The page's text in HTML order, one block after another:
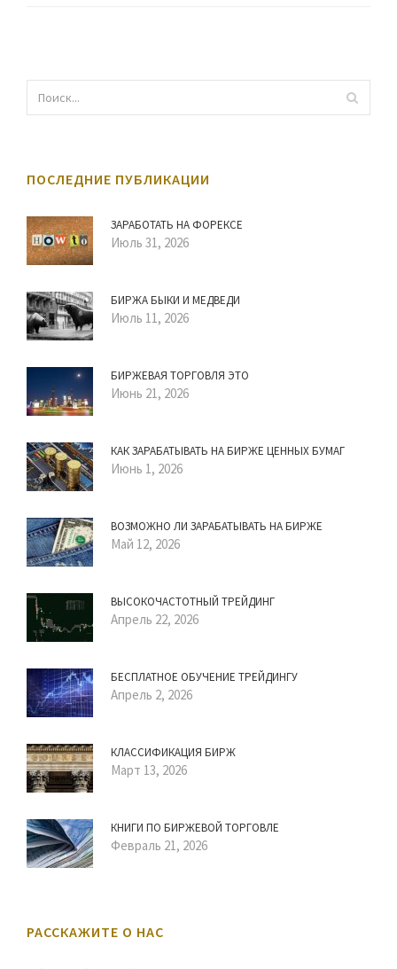
ПОСЛЕДНИЕ ПУБЛИКАЦИИ
ЗАРАБОТАТЬ НА ФОРЕКСЕ
Июль 31, 2026
БИРЖА БЫКИ И МЕДВЕДИ
Июль 11, 2026
БИРЖЕВАЯ ТОРГОВЛЯ ЭТО
Июнь 21, 2026
КАК ЗАРАБАТЫВАТЬ НА БИРЖЕ ЦЕННЫХ БУМАГ
Июнь 1, 2026
ВОЗМОЖНО ЛИ ЗАРАБАТЫВАТЬ НА БИРЖЕ
Май 12, 2026
ВЫСОКОЧАСТОТНЫЙ ТРЕЙДИНГ
Апрель 22, 2026
БЕСПЛАТНОЕ ОБУЧЕНИЕ ТРЕЙДИНГУ
Апрель 2, 2026
КЛАССИФИКАЦИЯ БИРЖ
Март 13, 2026
КНИГИ ПО БИРЖЕВОЙ ТОРГОВЛЕ
Февраль 21, 2026
РАССКАЖИТЕ О НАС